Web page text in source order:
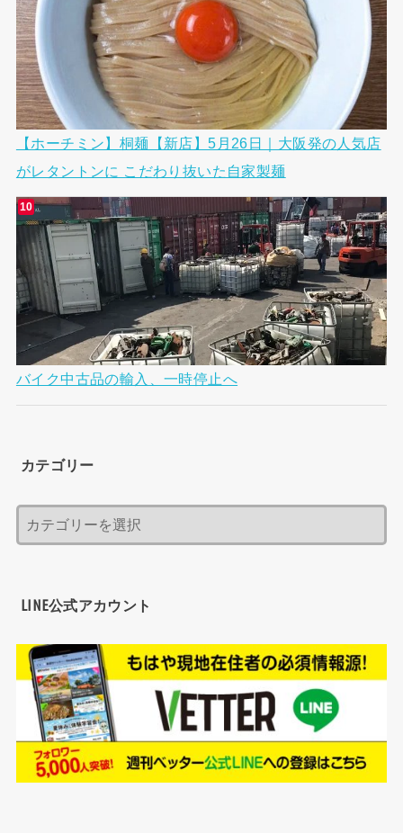
【ホーチミン】桐麺【新店】5月26日｜大阪発の人気店
がレタントンに こだわり抜いた自家製麺
バイク中古品の輸入、一時停止へ
カテゴリー
LINE公式アカウント